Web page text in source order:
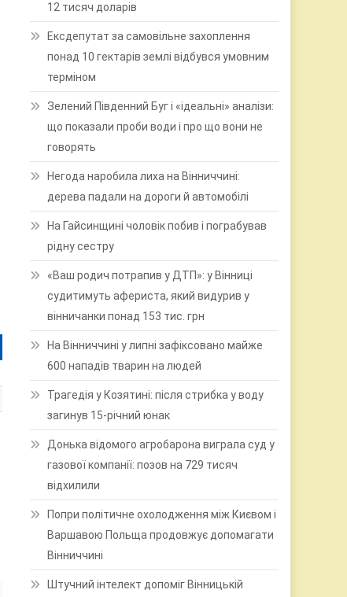
12 тисяч доларів
Ексдепутат за самовільне захоплення
понад 10 гектарів землі відбувся умовним
терміном
Зелений Південний Буг і «ідеальні» аналізи:
що показали проби води і про що вони не
говорять
Негода наробила лиха на Вінниччині:
дерева падали на дороги й автомобілі
На Гайсинщині чоловік побив і пограбував
рідну сестру
«Ваш родич потрапив у ДТП»: у Вінниці
судитимуть афериста, який видурив у
вінничанки понад 153 тис. грн
На Вінниччині у липні зафіксовано майже
600 нападів тварин на людей
Трагедія у Козятині: після стрибка у воду
загинув 15-річний юнак
Донька відомого агробарона виграла суд у
газової компанії: позов на 729 тисяч
відхилили
Попри політичне охолодження між Києвом і
Варшавою Польща продовжує допомагати
Вінниччині
Штучний інтелект допоміг Вінницькій